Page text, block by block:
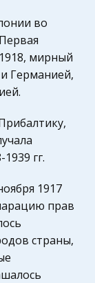
валютно-
и
брать –
от
миграции
во
мирный
Германией,
гг.
1917
прав
страны,